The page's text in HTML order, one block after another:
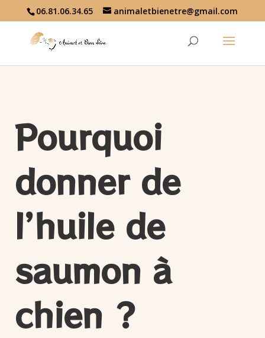
06.81.06.34.65 animaletbienetre@gmail.com
Pourquoi
donner de
l’huile de
saumon à
chien ?